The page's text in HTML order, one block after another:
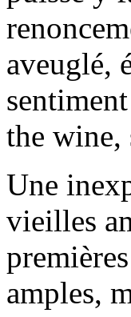
aveuglé,
the
Une
vieilles
amples,